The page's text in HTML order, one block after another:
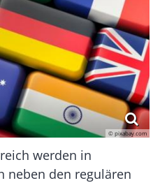
© pixabay.com
werden in
neben den regulären